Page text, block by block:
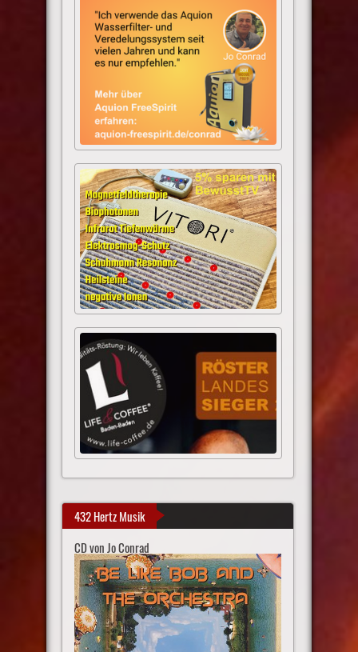
432 Hertz Musik
CD von Jo Conrad